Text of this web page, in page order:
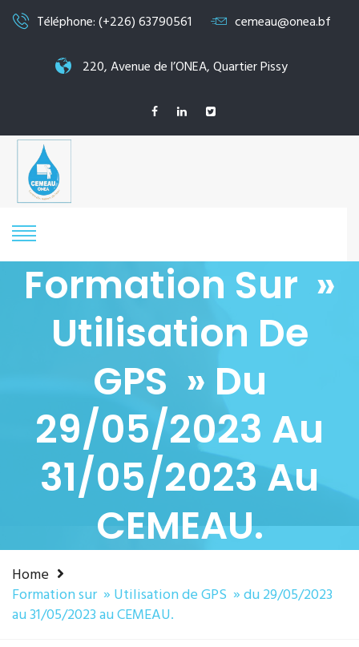
Téléphone: (+226) 63790561 cemeau@onea.bf
220, Avenue de l’ONEA, Quartier Pissy
Formation Sur »
Utilisation De
GPS » Du
29/05/2023 Au
31/05/2023 Au
CEMEAU.
Home
Formation sur » Utilisation de GPS » du 29/05/2023
au 31/05/2023 au CEMEAU.